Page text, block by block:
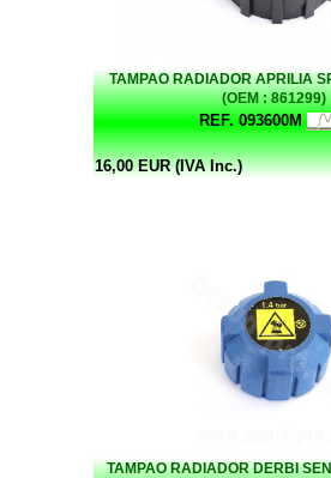
TAMPAO RADIADOR APRILIA
(OEM : 861299)
REF. 093600M
16,00 EUR (IVA Inc.)
TAMPAO RADIADOR DERBI